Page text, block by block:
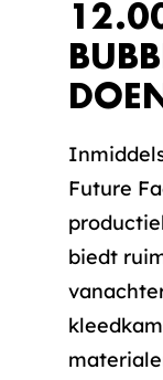
Future
biedt